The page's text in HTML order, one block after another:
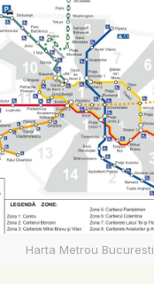
Harta Metrou Bucuresti